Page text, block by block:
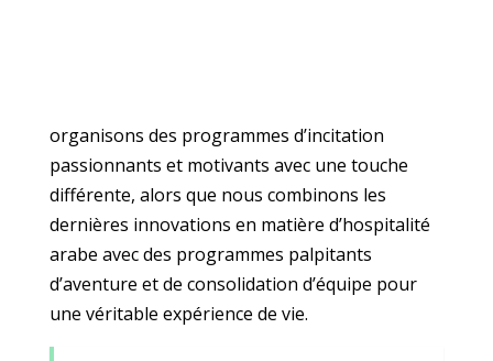
organisons des programmes d’incitation
passionnants et motivants avec une touche
différente, alors que nous combinons les
dernières innovations en matière d’hospitalité
arabe avec des programmes palpitants
d’aventure et de consolidation d’équipe pour
une véritable expérience de vie.